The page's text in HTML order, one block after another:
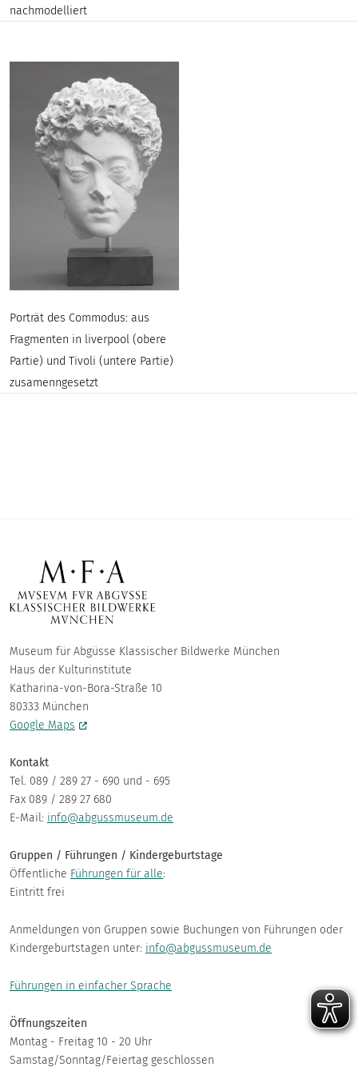
nachmodelliert
Porträt des Commodus: aus
Fragmenten in liverpool (obere
Partie) und Tivoli (untere Partie)
zusamenngesetzt
Museum für Abgüsse Klassischer Bildwerke München
Haus der Kulturinstitute
Katharina-von-Bora-Straße 10
80333 München
Google Maps
Kontakt
Tel. 089 / 289 27 - 690 und - 695
Fax 089 / 289 27 680
E-Mail: info@abgussmuseum.de
Gruppen / Führungen / Kindergeburtstage
Öffentliche Führungen für alle:
Eintritt frei
Anmeldungen von Gruppen sowie Buchungen von Führungen oder
Kindergeburtstagen unter: info@abgussmuseum.de
Führungen in einfacher Sprache
Öffnungszeiten
Montag - Freitag 10 - 20 Uhr
Samstag/Sonntag/Feiertag geschlossen